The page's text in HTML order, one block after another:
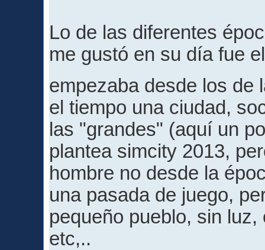
Lo de las diferentes
me gustó en su día fue
empezaba desde los de
el tiempo una ciudad,
las "grandes" (aquí un
plantea simcity 2013,
hombre no desde la
una pasada de juego,
pequeño pueblo, sin
etc,..